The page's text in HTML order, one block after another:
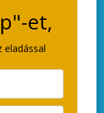
et,